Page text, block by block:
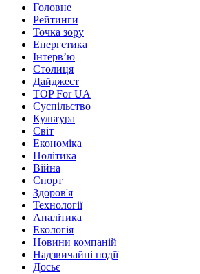
Головне
Рейтинги
Точка зору
Енергетика
Інтерв’ю
Столиця
Дайджест
TOP For UA
Суспiльство
Культура
Світ
Економіка
Політика
Війна
Спорт
Здоров'я
Технології
Аналітика
Екологія
Новини компаній
Надзвичайні події
Досьє